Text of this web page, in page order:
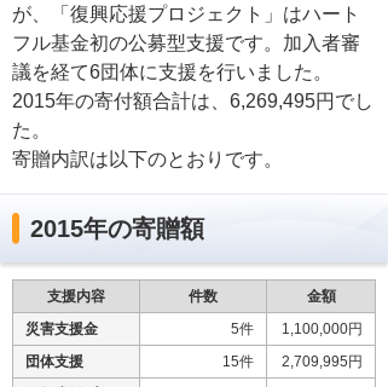
が、「復興応援プロジェクト」はハート
フル基金初の公募型支援です。加入者審
議を経て6団体に支援を行いました。
2015年の寄付額合計は、6,269,495円でし
た。
寄贈内訳は以下のとおりです。
2015年の寄贈額
支援内容 件数
金額
災害支援金
5件
1,100,000円
団体支援
15件
2,709,995円